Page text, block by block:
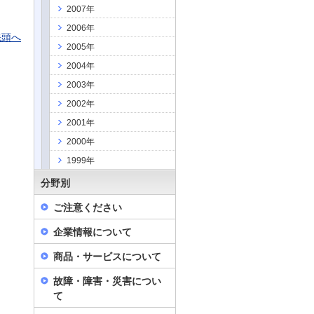
へ
2007年
2006年
2005年
2004年
2003年
2002年
2001年
2000年
1999年
分野別
ご注意ください
企業情報について
商品・サービスについて
故障・障害・災害につい
て